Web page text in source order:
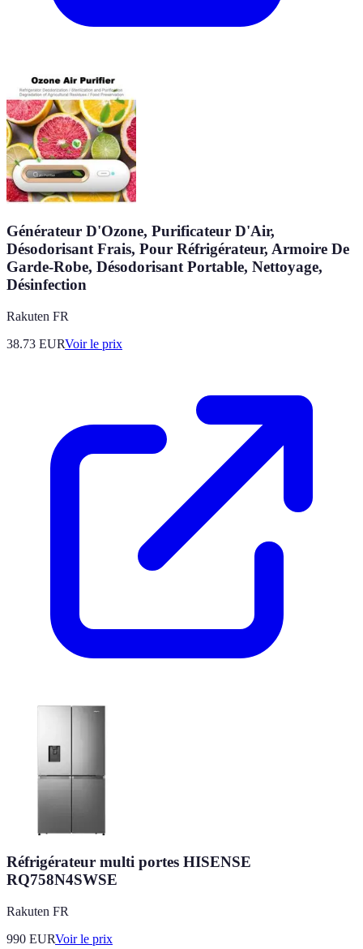
Générateur D'Ozone, Purificateur D'Air,
Désodorisant Frais, Pour Réfrigérateur, Armoire De
Garde-Robe, Désodorisant Portable, Nettoyage,
Désinfection
Rakuten FR
38.73 EURVoir le prix
Réfrigérateur multi portes HISENSE
RQ758N4SWSE
Rakuten FR
990 EURVoir le prix